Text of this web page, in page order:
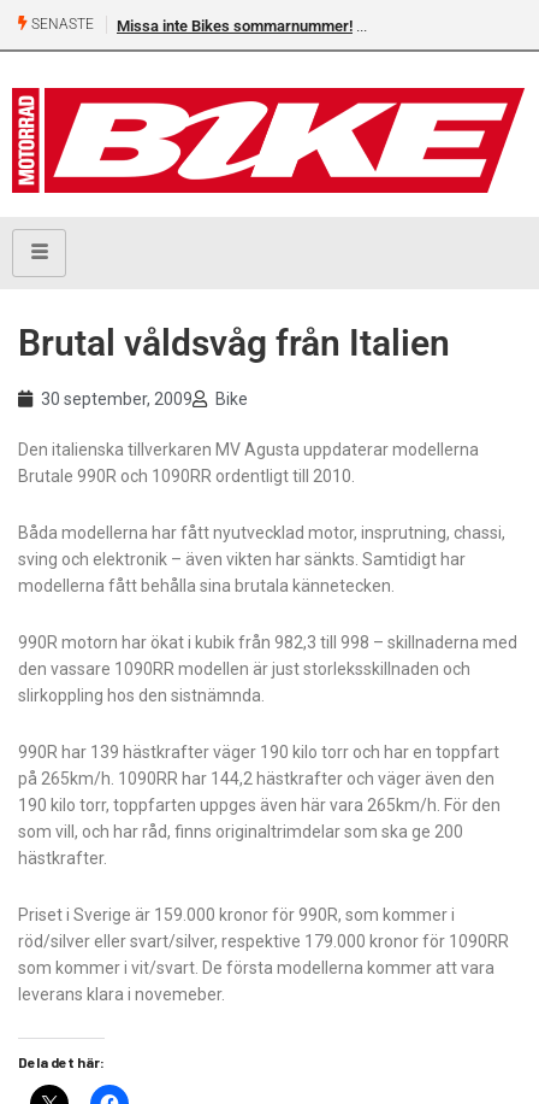
SENASTE Missa inte Bikes sommarnummer!
Brutal våldsvåg från Italien
30 september, 2009 Bike
Den italienska tillverkaren MV Agusta uppdaterar modellerna
Brutale 990R och 1090RR ordentligt till 2010.
Båda modellerna har fått nyutvecklad motor, insprutning, chassi,
sving och elektronik – även vikten har sänkts. Samtidigt har
modellerna fått behålla sina brutala kännetecken.
990R motorn har ökat i kubik från 982,3 till 998 – skillnaderna med
den vassare 1090RR modellen är just storleksskillnaden och
slirkoppling hos den sistnämnda.
990R har 139 hästkrafter väger 190 kilo torr och har en toppfart
på 265km/h. 1090RR har 144,2 hästkrafter och väger även den
190 kilo torr, toppfarten uppges även här vara 265km/h. För den
som vill, och har råd, finns originaltrimdelar som ska ge 200
hästkrafter.
Priset i Sverige är 159.000 kronor för 990R, som kommer i
röd/silver eller svart/silver, respektive 179.000 kronor för 1090RR
som kommer i vit/svart. De första modellerna kommer att vara
leverans klara i novemeber.
Dela det här: